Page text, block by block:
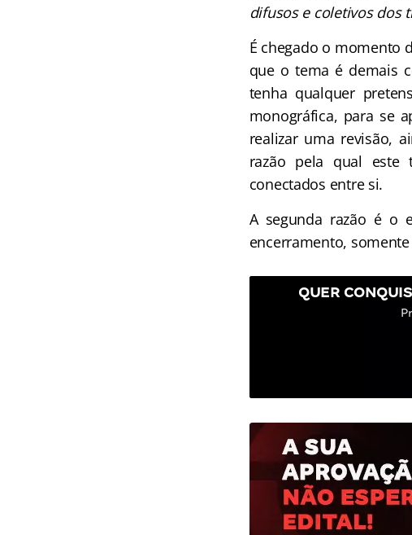
difusos e coletivos dos
É chegado o momento
que o tema é demais
tenha qualquer
monográfica, para se
realizar uma revisão,
razão pela qual este
conectados entre si.
A segunda razão é o
encerramento,
QUER